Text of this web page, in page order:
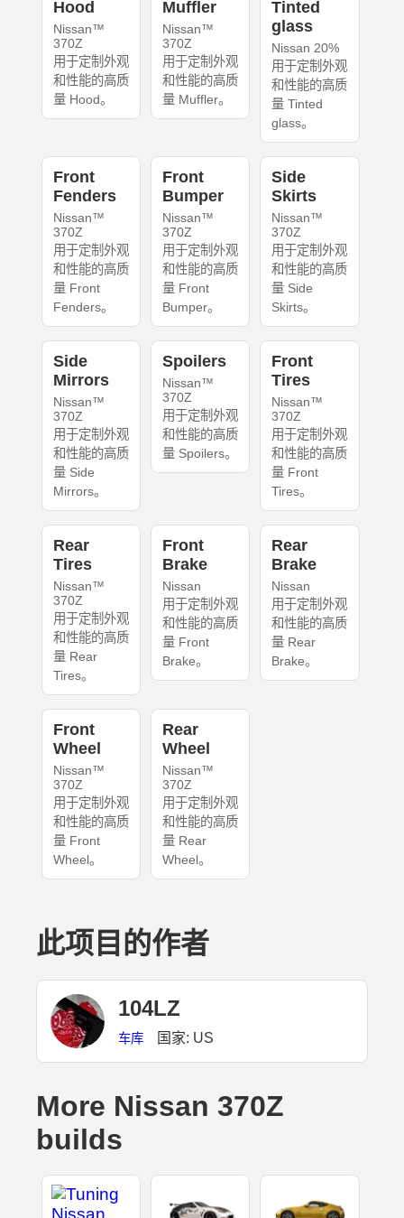
Hood
Nissan™
370Z
用于定制外观
和性能的高质
量 Hood。
Muffler
Nissan™
370Z
用于定制外观
和性能的高质
量 Muffler。
Tinted
glass
Nissan 20%
用于定制外观
和性能的高质
量 Tinted
glass。
Front
Fenders
Nissan™
370Z
用于定制外观
和性能的高质
量 Front
Fenders。
Front
Bumper
Nissan™
370Z
用于定制外观
和性能的高质
量 Front
Bumper。
Side
Skirts
Nissan™
370Z
用于定制外观
和性能的高质
量 Side
Skirts。
Side
Mirrors
Nissan™
370Z
用于定制外观
和性能的高质
量 Side
Mirrors。
Spoilers
Nissan™
370Z
用于定制外观
和性能的高质
量 Spoilers。
Front
Tires
Nissan™
370Z
用于定制外观
和性能的高质
量 Front
Tires。
Rear
Tires
Nissan™
370Z
用于定制外观
和性能的高质
量 Rear
Tires。
Front
Brake
Nissan
用于定制外观
和性能的高质
量 Front
Brake。
Rear
Brake
Nissan
用于定制外观
和性能的高质
量 Rear
Brake。
Front
Wheel
Nissan™
370Z
用于定制外观
和性能的高质
量 Front
Wheel。
Rear
Wheel
Nissan™
370Z
用于定制外观
和性能的高质
量 Rear
Wheel。
此项目的作者
104LZ
车库 国家: US
More Nissan 370Z
builds